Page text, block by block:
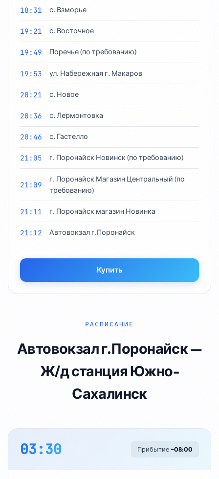
18:31 с. Взморье
19:21 с. Восточное
19:49 Поречье (по требованию)
19:53 ул. Набережная г. Макаров
20:21 с. Новое
20:36 с. Лермонтовка
20:46 с. Гастелло
21:05 г. Поронайск Новинск (по требованию)
21:09
г. Поронайск Магазин Центральный (по
требованию)
21:11 г. Поронайск магазин Новинка
21:12 Автовокзал г.Поронайск
Купить
РАСПИСАНИЕ
Автовокзал г.Поронайск —
Ж/д станция Южно-
Сахалинск
03:30 Прибытие~08:00